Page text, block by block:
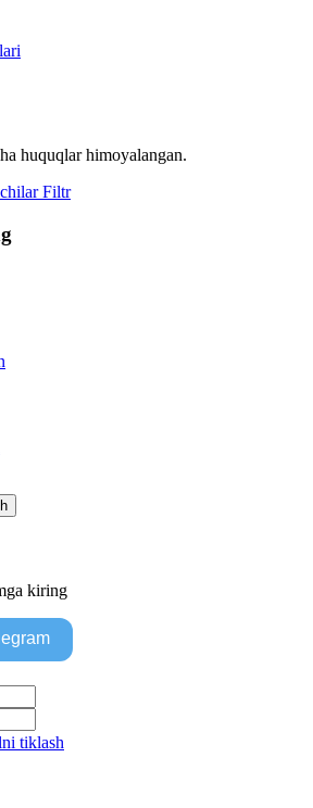
huquqlar himoyalangan.
Filtr
kiring
tiklash